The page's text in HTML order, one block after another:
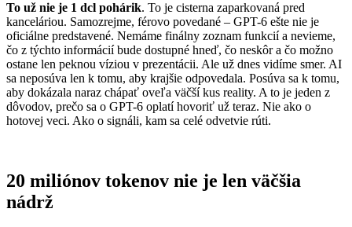
To už nie je 1 dcl pohárik. To je cisterna zaparkovaná pred
kanceláriou. Samozrejme, férovo povedané – GPT-6 ešte nie je
oficiálne predstavené. Nemáme finálny zoznam funkcií a nevieme,
čo z týchto informácií bude dostupné hneď, čo neskôr a čo možno
ostane len peknou víziou v prezentácii. Ale už dnes vidíme smer. AI
sa neposúva len k tomu, aby krajšie odpovedala. Posúva sa k tomu,
aby dokázala naraz chápať oveľa väčší kus reality. A to je jeden z
dôvodov, prečo sa o GPT-6 oplatí hovoriť už teraz. Nie ako o
hotovej veci. Ako o signáli, kam sa celé odvetvie rúti.
20 miliónov tokenov nie je len väčšia
nádrž